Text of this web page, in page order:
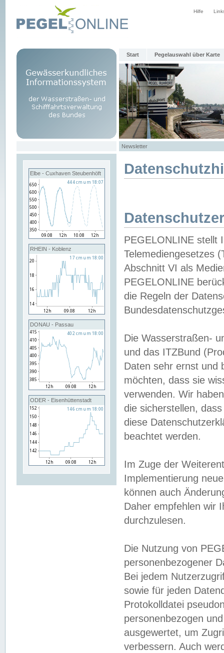
Hilfe
Start Pegelauswahl über Karte
Newsletter
Elbe - Cuxhaven Steubenhöft
RHEIN - Koblenz
DONAU - Passau
ODER - Eisenhüttenstadt
PEGELONLINE stellt
Telemediengesetzes
Abschnitt VI als
PEGELONLINE
die Regeln der
Die Wasserstraßen-
und das ITZBund
Daten sehr ernst und
möchten, dass sie
verwenden. Wir
die sicherstellen,
diese
beachtet werden.
Im Zuge der
Implementierung
können auch
Daher empfehlen wir
durchzulesen.
Die Nutzung von
personenbezogener
Bei jedem
sowie für jeden
Protokolldatei
personenbezogen
ausgewertet, um
verbessern. Auch